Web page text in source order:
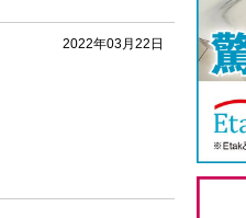
2022年03月22日